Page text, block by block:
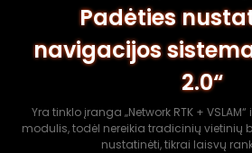
Padėties
navigacijos
2.0“
Yra tinklo įranga „Network RTK +
modulis, todėl nereikia tradicinių vietinių
nustatinėti, tikrai laisvų